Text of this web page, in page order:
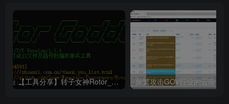
【工具分享】转子女神Rotor_Goddess